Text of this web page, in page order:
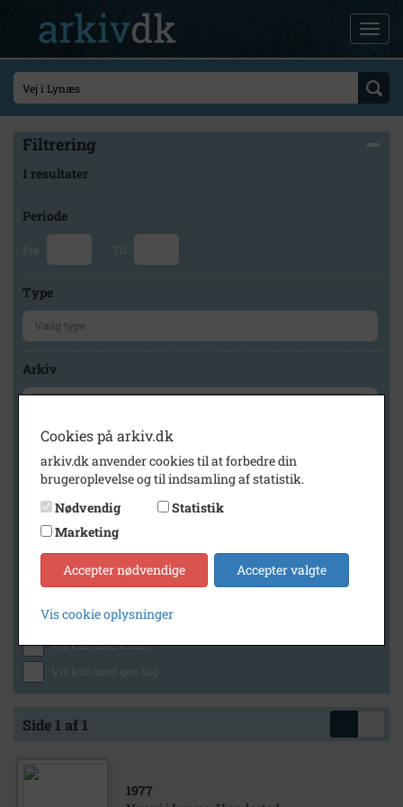
Filtrering
1 resultater
Periode
Fra Til
Type
Arkiv
Geografi
Generelt
Vis kun med billeder
Vis kun med lydklip
Vis kun med kilder
Vis kun med geo-tag
Side 1 af 1
1977
Cookies på arkiv.dk
arkiv.dk anvender cookies til at forbedre din
brugeroplevelse og til indsamling af statistik.
Nødvendig
Statistik
Marketing
Accepter nødvendige Accepter valgte
Vis cookie oplysninger